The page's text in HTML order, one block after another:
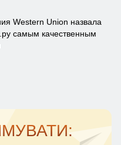
Western Union назвала
самым качественным